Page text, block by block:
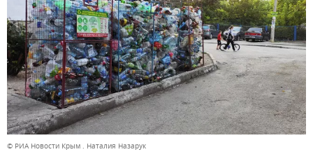
© РИА Новости Крым . Наталия Назарук